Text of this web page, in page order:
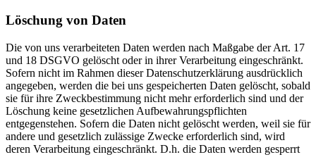
Löschung von Daten
Die von uns verarbeiteten Daten werden nach Maßgabe der Art. 17
und 18 DSGVO gelöscht oder in ihrer Verarbeitung eingeschränkt.
Sofern nicht im Rahmen dieser Datenschutzerklärung ausdrücklich
angegeben, werden die bei uns gespeicherten Daten gelöscht, sobald
sie für ihre Zweckbestimmung nicht mehr erforderlich sind und der
Löschung keine gesetzlichen Aufbewahrungspflichten
entgegenstehen. Sofern die Daten nicht gelöscht werden, weil sie für
andere und gesetzlich zulässige Zwecke erforderlich sind, wird
deren Verarbeitung eingeschränkt. D.h. die Daten werden gesperrt